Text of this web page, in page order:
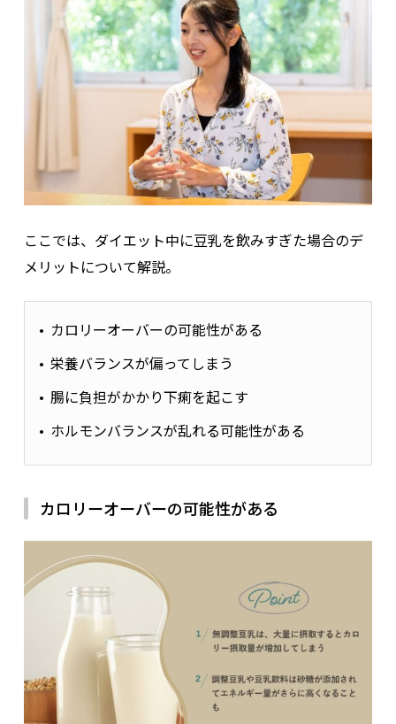
ここでは、ダイエット中に豆乳を飲みすぎた場合のデ
メリットについて解説。
カロリーオーバーの可能性がある
栄養バランスが偏ってしまう
腸に負担がかかり下痢を起こす
ホルモンバランスが乱れる可能性がある
カロリーオーバーの可能性がある